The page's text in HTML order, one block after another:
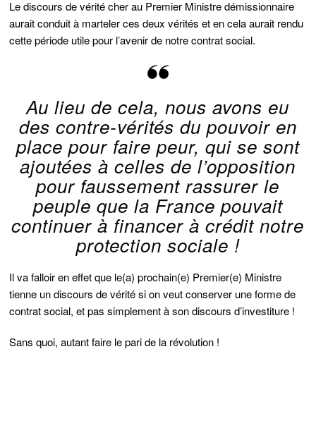
Le discours de vérité cher au Premier Ministre démissionnaire
aurait conduit à marteler ces deux vérités et en cela aurait rendu
cette période utile pour l’avenir de notre contrat social.
Au lieu de cela, nous avons eu
des contre-vérités du pouvoir en
place pour faire peur, qui se sont
ajoutées à celles de l’opposition
pour faussement rassurer le
peuple que la France pouvait
continuer à financer à crédit notre
protection sociale !
Il va falloir en effet que le(a) prochain(e) Premier(e) Ministre
tienne un discours de vérité si on veut conserver une forme de
contrat social, et pas simplement à son discours d’investiture !
Sans quoi, autant faire le pari de la révolution !